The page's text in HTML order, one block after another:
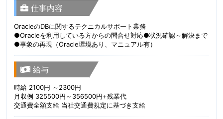
仕事内容
OracleのDBに関するテクニカルサポート業務
●Oracleを利用している方からの問合せ対応●状況確認～解決まで
●事象の再現（Oracle環境あり、マニュアル有）
給与
時給 2100円 ～2300円
月収例 325500円～356500円+残業代
交通費全額支給 当社交通費規定に基づき支給